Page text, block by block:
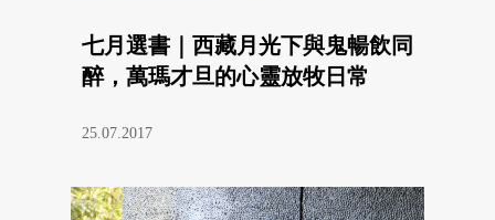
七月選書｜西藏月光下與鬼暢飲同
醉，萬瑪才旦的心靈放牧日常
25.07.2017